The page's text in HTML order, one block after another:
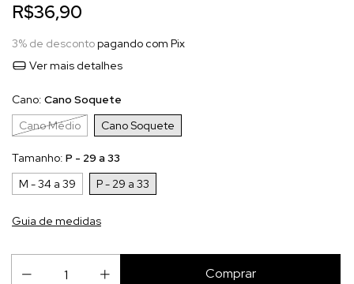
R$36,90
3% de descontopagando com Pix
Ver mais detalhes
Cano: Cano Soquete
Cano Médio
Cano Soquete
Tamanho: P - 29 a 33
M - 34 a 39
P - 29 a 33
Guia de medidas